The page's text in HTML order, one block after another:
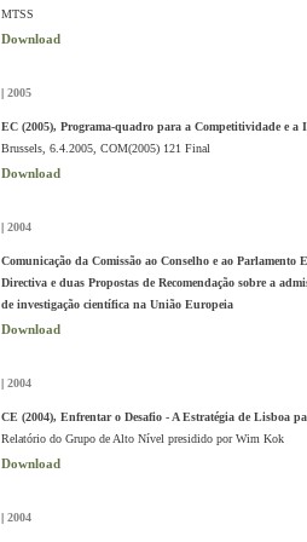
MTSS
Download
| 2005
EC (2005), Programa-quadro para a Competitividade e a
Brussels, 6.4.2005, COM(2005) 121 Final
Download
| 2004
Comunicação da Comissão ao Conselho e ao Parlamento
Directiva e duas Propostas de Recomendação sobre a
de investigação científica na União Europeia
Download
| 2004
CE (2004), Enfrentar o Desafio - A Estratégia de Lisboa
Relatório do Grupo de Alto Nível presidido por Wim Kok
Download
| 2004